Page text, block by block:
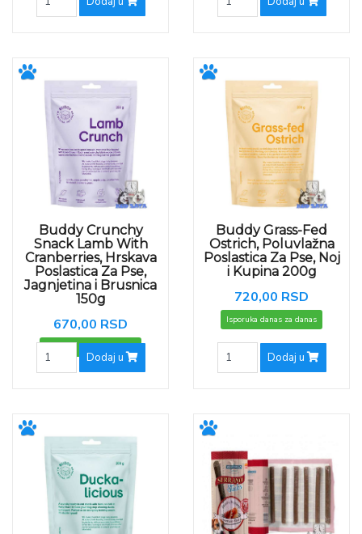
Buddy Crunchy
Snack Lamb With
Cranberries, Hrskava
Poslastica Za Pse,
Jagnjetina i Brusnica
150g
670,00 RSD
Isporuka danas za danas
Dodaj u
Buddy Grass-Fed
Ostrich, Poluvlažna
Poslastica Za Pse, Noj
i Kupina 200g
720,00 RSD
Isporuka danas za danas
Dodaj u